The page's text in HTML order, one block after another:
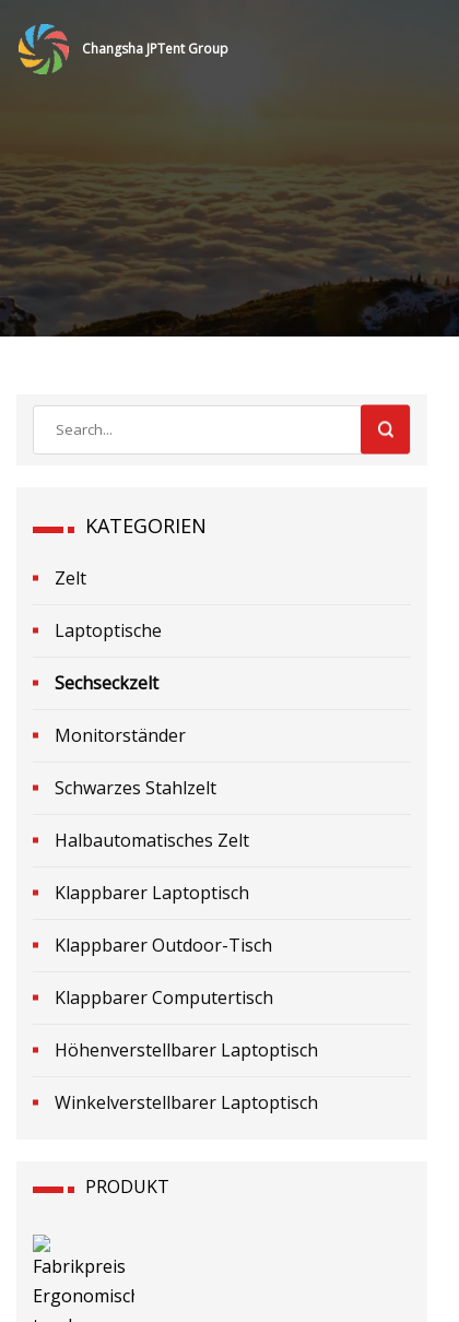
Changsha JPTent Group
KATEGORIEN
Zelt
Laptoptische
Sechseckzelt
Monitorständer
Schwarzes Stahlzelt
Halbautomatisches Zelt
Klappbarer Laptoptisch
Klappbarer Outdoor-Tisch
Klappbarer Computertisch
Höhenverstellbarer Laptoptisch
Winkelverstellbarer Laptoptisch
PRODUKT